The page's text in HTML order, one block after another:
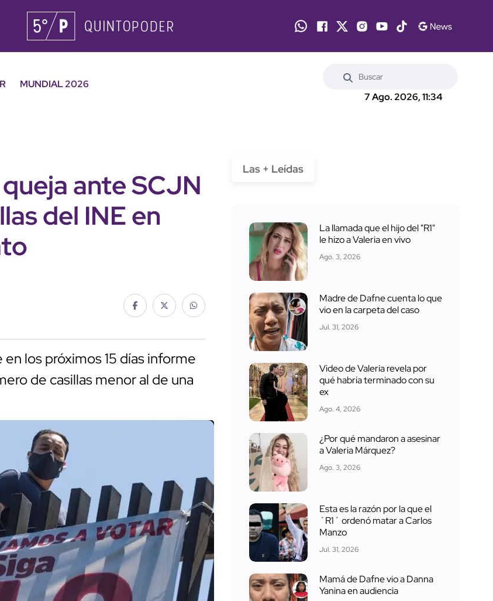
MUNDIAL 2026
7 Ago. 2026, 11:34
ante SCJN
del INE en
los próximos 15 días informe
de casillas menor al de una
Las + Leídas
La llamada que el hijo del "R1"
le hizo a Valeria en vivo
Ago. 3, 2026
Madre de Dafne cuenta lo que
vio en la carpeta del caso
Jul. 31, 2026
Video de Valeria revela por
qué habría terminado con su
ex
Ago. 4, 2026
¿Por qué mandaron a asesinar
a Valeria Márquez?
Ago. 3, 2026
Esta es la razón por la que el
´R1´ ordenó matar a Carlos
Manzo
Jul. 31, 2026
Mamá de Dafne vio a Danna
Yanina en audiencia